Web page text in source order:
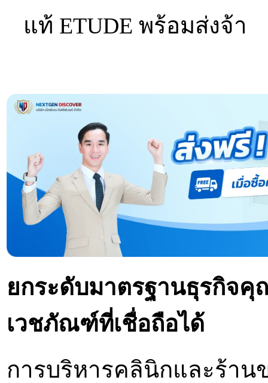
แท้ ETUDE พร้อมส่งจ้า
ยกระดับมาตรฐานธุรกิจ
เวชภัณฑ์ที่เชื่อถือได้
การบริหารคลินิกและร้าน